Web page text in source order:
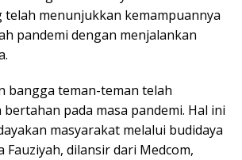
telah menunjukkan kemampuannya
pandemi dengan menjalankan
bangga teman-teman telah
pada masa pandemi. Hal ini
masyarakat melalui budidaya
Fauziyah, dilansir dari Medcom,